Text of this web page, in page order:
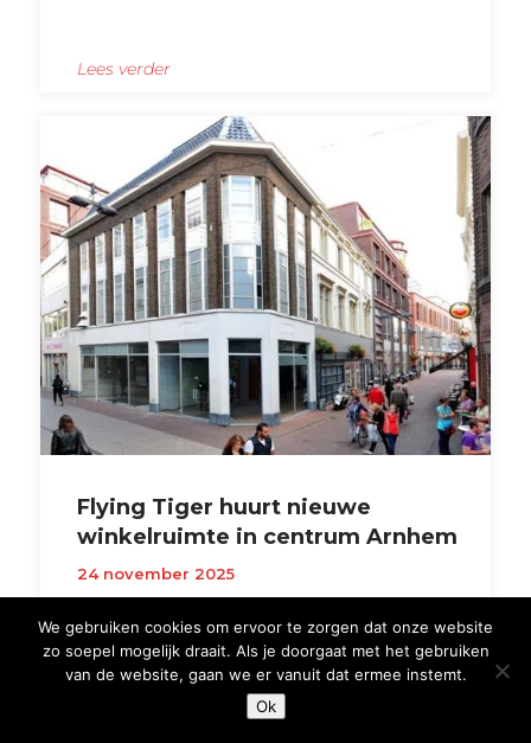
Lees verder
Flying Tiger huurt nieuwe
winkelruimte in centrum Arnhem
24 november 2025
een langjarige huurovereenkomst getekend voor een
nieuwe locatie in het
We gebruiken cookies om ervoor te zorgen dat onze website
zo soepel mogelijk draait. Als je doorgaat met het gebruiken
van de website, gaan we er vanuit dat ermee instemt.
Ok